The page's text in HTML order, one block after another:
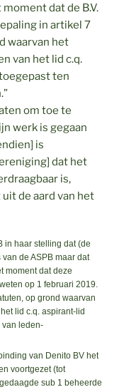
dat de B.V.
in artikel 7
waarvan het
van het lid c.q.
ten
om toe te
werk is gegaan
is
dat het
is,
de aard van het
in haar stelling dat (de
de ASPB maar dat
moment dat deze
op 1 februari 2019.
op grond waarvan
lid c.q. aspirant-lid
van leden-
van Denito BV het
voortgezet (tot
sub 1 beheerde